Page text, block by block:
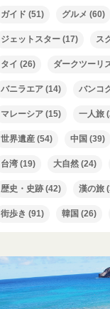
ガイド (51) グルメ (60)
ジェットスター (17) ス
タイ (26) ダークツーリ
バニラエア (14) バンコ
マレーシア (15) 一人旅
世界遺産 (54) 中国 (39)
台湾 (19) 大自然 (24)
歴史・史跡 (42) 漢の旅
街歩き (91) 韓国 (26)